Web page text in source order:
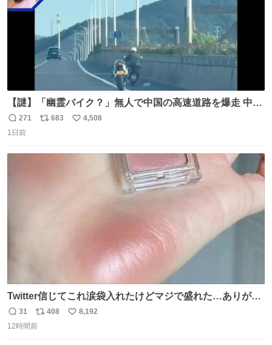
【謎】「幽霊バイク？」無人で中国の高速道路を爆走 中国
で珍しい光景が目撃された。人が乗っていないバイクが高
速道路を倒れず走り続けており、さらに車線変更も。その
返
信
271
リ
683
い
4,508
1日前
Twitter信じてこれ涙袋入れたけどマジで盛れた…ありがと
う…
返
信
31
リ
ポ
408
い
8,192
12時間前